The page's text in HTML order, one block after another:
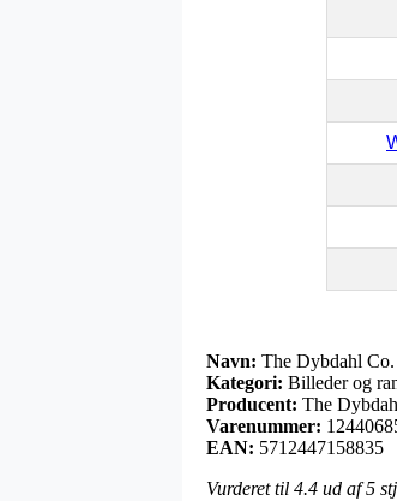
Navn: The Dybdahl Co.
Kategori: Billeder og
Producent: The
Varenummer:
EAN: 5712447158835
Vurderet til 4.4 ud af 5